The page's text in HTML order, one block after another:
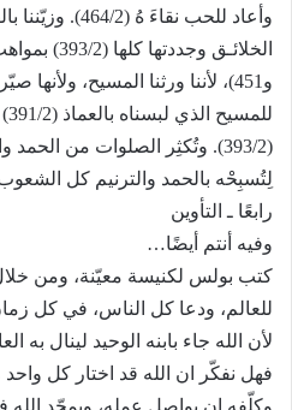
وأعاد للحب نقاءَ
و451)، لأننا ورثنا المسيح،
(393/2). وتُكثِر الصلوات من
لِتُسبِحْه بالحمد والترنيم كل الشعوب
رابعًا ـ التأوين
وفيه أنتم أيضًا…
كتب بولس لكنيسة معيّنة، ومن
للعالم، ودعا كل الناس، في كل
فهل نفكّر ان الله قد اختار كل واحد